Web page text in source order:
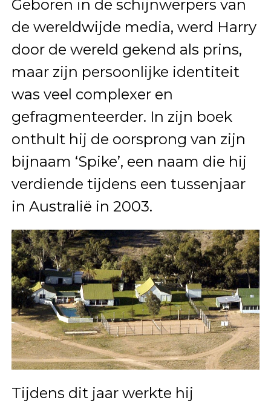
Geboren in de schijnwerpers van
de wereldwijde media, werd Harry
door de wereld gekend als prins,
maar zijn persoonlijke identiteit
was veel complexer en
gefragmenteerder. In zijn boek
onthult hij de oorsprong van zijn
bijnaam ‘Spike’, een naam die hij
verdiende tijdens een tussenjaar
in Australië in 2003.
Tijdens dit jaar werkte hij